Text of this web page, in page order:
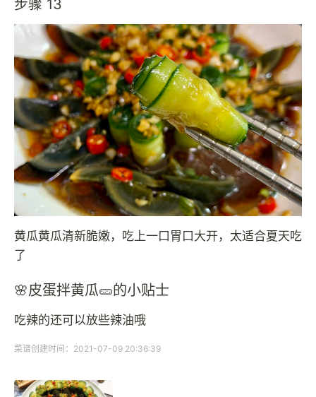
步骤 13
黄瓜黄瓜清新脆嫩，吃上一口胃口大开，太适合夏天吃
了
🌸皮蛋拌黄瓜🥒的小贴士
吃辣的还可以放些辣油哦
菜谱创建时间：2021-07-09 20:36:39